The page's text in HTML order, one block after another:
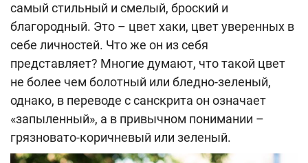
самый стильный и смелый, броский и
благородный. Это – цвет хаки, цвет уверенных в
себе личностей. Что же он из себя
представляет? Многие думают, что такой цвет
не более чем болотный или бледно-зеленый,
однако, в переводе с санскрита он означает
«запыленный», а в привычном понимании –
грязновато-коричневый или зеленый.